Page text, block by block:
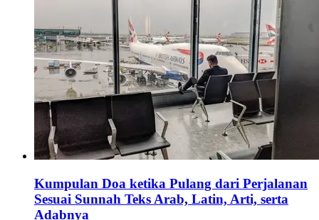
Kumpulan Doa ketika Pulang dari Perjalanan
Sesuai Sunnah Teks Arab, Latin, Arti, serta
Adabnya